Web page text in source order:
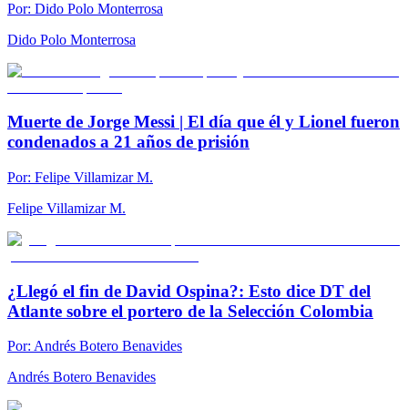
Por: Dido Polo Monterrosa
Dido Polo Monterrosa
Muerte de Jorge Messi | El día que él y Lionel fueron
condenados a 21 años de prisión
Por: Felipe Villamizar M.
Felipe Villamizar M.
¿Llegó el fin de David Ospina?: Esto dice DT del
Atlante sobre el portero de la Selección Colombia
Por: Andrés Botero Benavides
Andrés Botero Benavides